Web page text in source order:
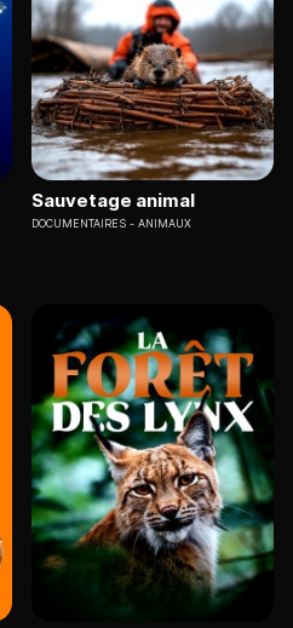
Sauvetage animal
DOCUMENTAIRES ANIMAUX